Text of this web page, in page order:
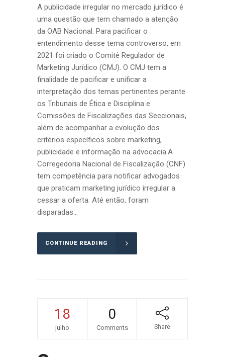
A publicidade irregular no mercado jurídico é
uma questão que tem chamado a atenção
da OAB Nacional. Para pacificar o
entendimento desse tema controverso, em
2021 foi criado o Comitê Regulador de
Marketing Jurídico (CMJ). O CMJ tem a
finalidade de pacificar e unificar a
interpretação dos temas pertinentes perante
os Tribunais de Ética e Disciplina e
Comissões de Fiscalizações das Seccionais,
além de acompanhar a evolução dos
critérios específicos sobre marketing,
publicidade e informação na advocacia.A
Corregedoria Nacional de Fiscalização (CNF)
tem competência para notificar advogados
que praticam marketing jurídico irregular a
cessar a oferta. Até então, foram
disparadas...
CONTINUE READING
18
julho
0
Comments Share